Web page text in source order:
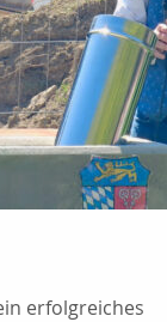
erfolgreiches